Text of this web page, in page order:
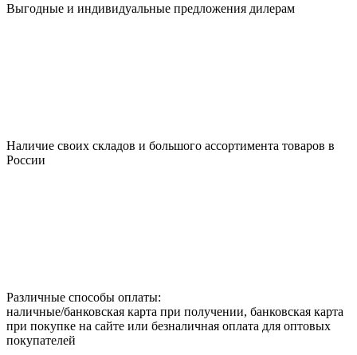
Выгодные и индивидуальные предложения дилерам
Наличие своих складов и большого ассортимента товаров в
России
Различные способы оплаты:
наличные/банковская карта при получении, банковская карта
при покупке на сайте или безналичная оплата для оптовых
покупателей